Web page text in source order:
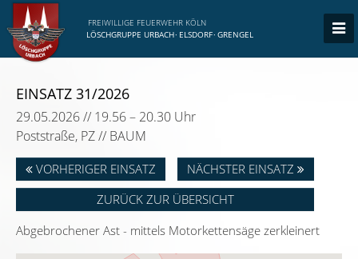
FREIWILLIGE FEUERWEHR KÖLN
LÖSCHGRUPPE URBACH· ELSDORF· GRENGEL
EINSATZ 31/2026
29.05.2026 // 19.56 – 20.30 Uhr
Poststraße, PZ // BAUM
VORHERIGER EINSATZ
NÄCHSTER EINSATZ
ZURÜCK ZUR ÜBERSICHT
Abgebrochener Ast - mittels Motorkettensäge zerkleinert